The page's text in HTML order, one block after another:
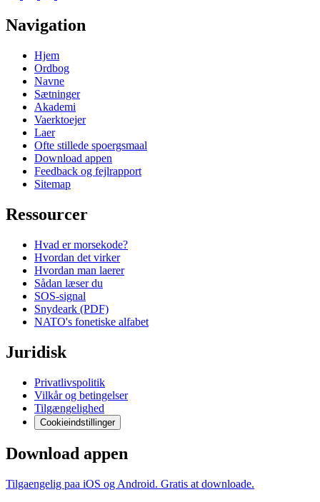
Navigation
Hjem
Ordbog
Navne
Sætninger
Akademi
Vaerktoejer
Laer
Ofte stillede spoergsmaal
Download appen
Feedback og fejlrapport
Sitemap
Ressourcer
Hvad er morsekode?
Hvordan det virker
Hvordan man laerer
Sådan læser du
SOS-signal
Snydeark (PDF)
NATO's fonetiske alfabet
Juridisk
Privatlivspolitik
Vilkår og betingelser
Tilgængelighed
Cookieindstillinger
Download appen
Tilgaengelig paa iOS og Android. Gratis at downloade.